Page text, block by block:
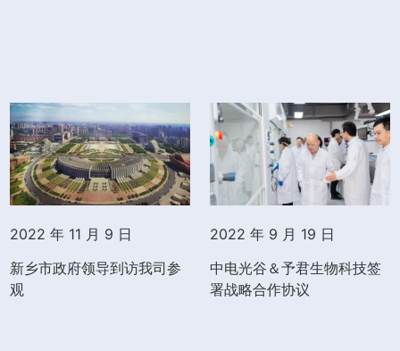
2022 年 11 月 9 日
新乡市政府领导到访我司参
观
2022 年 9 月 19 日
中电光谷＆予君生物科技签
署战略合作协议